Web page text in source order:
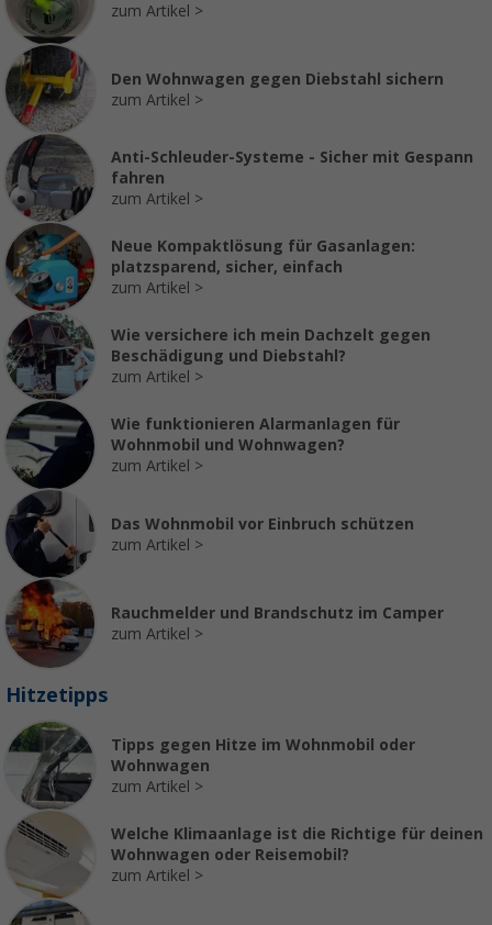
zum Artikel
Den Wohnwagen gegen Diebstahl sichern
zum Artikel
Anti-Schleuder-Systeme - Sicher mit Gespann
fahren
zum Artikel
Neue Kompaktlösung für Gasanlagen:
platzsparend, sicher, einfach
zum Artikel
Wie versichere ich mein Dachzelt gegen
Beschädigung und Diebstahl?
zum Artikel
Wie funktionieren Alarmanlagen für
Wohnmobil und Wohnwagen?
zum Artikel
Das Wohnmobil vor Einbruch schützen
zum Artikel
Rauchmelder und Brandschutz im Camper
zum Artikel
Hitzetipps
Tipps gegen Hitze im Wohnmobil oder
Wohnwagen
zum Artikel
Welche Klimaanlage ist die Richtige für deinen
Wohnwagen oder Reisemobil?
zum Artikel